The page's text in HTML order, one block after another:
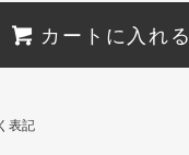
カートに入れる
表記